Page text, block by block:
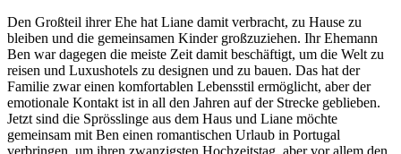
Den Großteil ihrer Ehe hat Liane damit verbracht, zu Hause zu
bleiben und die gemeinsamen Kinder großzuziehen. Ihr Ehemann
Ben war dagegen die meiste Zeit damit beschäftigt, um die Welt zu
reisen und Luxushotels zu designen und zu bauen. Das hat der
Familie zwar einen komfortablen Lebensstil ermöglicht, aber der
emotionale Kontakt ist in all den Jahren auf der Strecke geblieben.
Jetzt sind die Sprösslinge aus dem Haus und Liane möchte
gemeinsam mit Ben einen romantischen Urlaub in Portugal
verbringen, um ihren zwanzigsten Hochzeitstag, aber vor allem den